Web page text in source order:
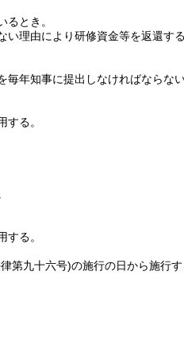
とき。
理由により研修資金等を返還す
年知事に提出しなければならない
する。
る。
第九十六号)の施行の日から施行す